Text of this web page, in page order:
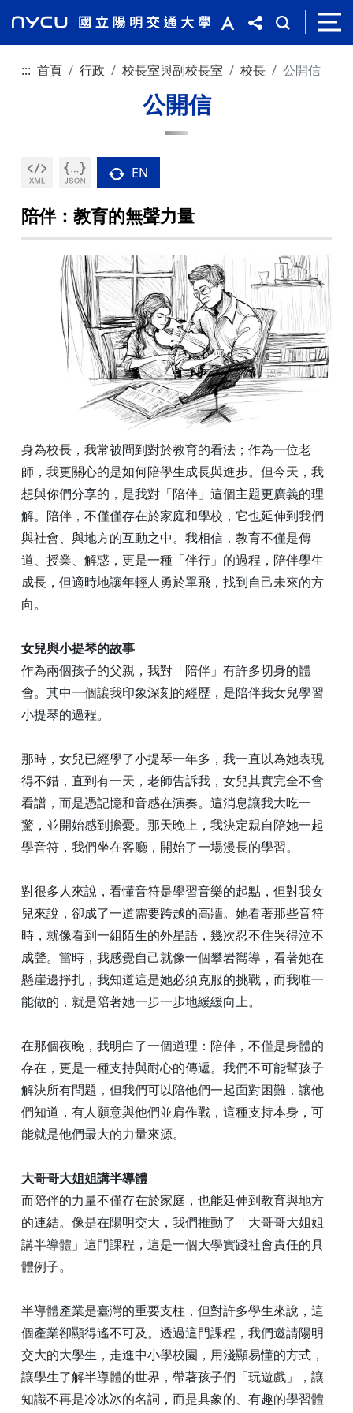
::: 首頁 行政 校長室與副校長室 校長 公開信
公開信
EN
陪伴：教育的無聲力量
身為校長，我常被問到對於教育的看法；作為一位老
師，我更關心的是如何陪學生成長與進步。但今天，我
想與你們分享的，是我對「陪伴」這個主題更廣義的理
解。陪伴，不僅僅存在於家庭和學校，它也延伸到我們
與社會、與地方的互動之中。我相信，教育不僅是傳
道、授業、解惑，更是一種「伴行」的過程，陪伴學生
成長，但適時地讓年輕人勇於單飛，找到自己未來的方
向。
女兒與小提琴的故事
作為兩個孩子的父親，我對「陪伴」有許多切身的體
會。其中一個讓我印象深刻的經歷，是陪伴我女兒學習
小提琴的過程。
那時，女兒已經學了小提琴一年多，我一直以為她表現
得不錯，直到有一天，老師告訴我，女兒其實完全不會
看譜，而是憑記憶和音感在演奏。這消息讓我大吃一
驚，並開始感到擔憂。那天晚上，我決定親自陪她一起
學音符，我們坐在客廳，開始了一場漫長的學習。
對很多人來說，看懂音符是學習音樂的起點，但對我女
兒來說，卻成了一道需要跨越的高牆。她看著那些音符
時，就像看到一組陌生的外星語，幾次忍不住哭得泣不
成聲。當時，我感覺自己就像一個攀岩嚮導，看著她在
懸崖邊掙扎，我知道這是她必須克服的挑戰，而我唯一
能做的，就是陪著她一步一步地緩緩向上。
在那個夜晚，我明白了一個道理：陪伴，不僅是身體的
存在，更是一種支持與耐心的傳遞。我們不可能幫孩子
解決所有問題，但我們可以陪他們一起面對困難，讓他
們知道，有人願意與他們並肩作戰，這種支持本身，可
能就是他們最大的力量來源。
大哥哥大姐姐講半導體
而陪伴的力量不僅存在於家庭，也能延伸到教育與地方
的連結。像是在陽明交大，我們推動了「大哥哥大姐姐
講半導體」這門課程，這是一個大學實踐社會責任的具
體例子。
半導體產業是臺灣的重要支柱，但對許多學生來說，這
個產業卻顯得遙不可及。透過這門課程，我們邀請陽明
交大的大學生，走進中小學校園，用淺顯易懂的方式，
讓學生了解半導體的世界，帶著孩子們「玩遊戲」，讓
知識不再是冷冰冰的名詞，而是具象的、有趣的學習體